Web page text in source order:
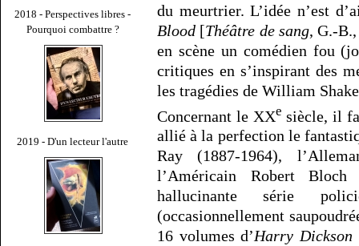
2018 - Perspectives libres -
Pourquoi combattre ?
2019 - D'un lecteur l'autre
du meurtrier. L’idée n’est
Blood [Théâtre de sang, G.-
en scène un comédien fou
critiques en s’inspirant des
les tragédies de William
Concernant le XXe siècle, il
allié à la perfection le
Ray (1887-1964),
l’Américain Robert
hallucinante série
(occasionnellement
16 volumes d’Harry Dickson